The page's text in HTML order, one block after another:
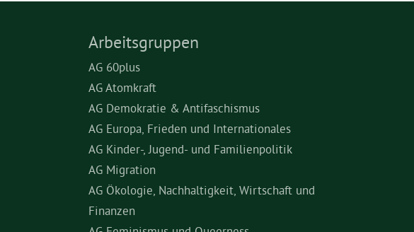
Arbeitsgruppen
AG 60plus
AG Atomkraft
AG Demokratie & Antifaschismus
AG Europa, Frieden und Internationales
AG Kinder-, Jugend- und Familienpolitik
AG Migration
AG Ökologie, Nachhaltigkeit, Wirtschaft und
Finanzen